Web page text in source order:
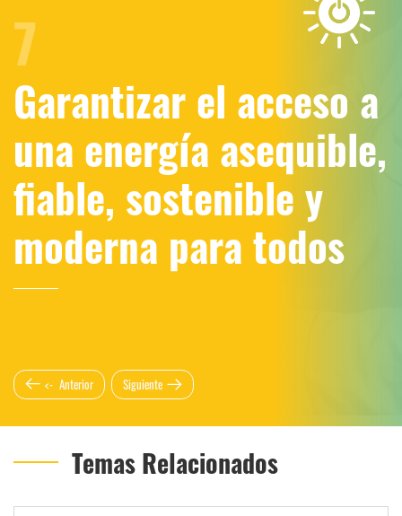
7
Garantizar el acceso a
una energía asequible,
fiable, sostenible y
moderna para todos
<‑ Anterior Siguiente
Temas Relacionados